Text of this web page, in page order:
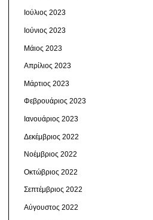
Ιούλιος 2023
Ιούνιος 2023
Μάιος 2023
Απρίλιος 2023
Μάρτιος 2023
Φεβρουάριος 2023
Ιανουάριος 2023
Δεκέμβριος 2022
Νοέμβριος 2022
Οκτώβριος 2022
Σεπτέμβριος 2022
Αύγουστος 2022